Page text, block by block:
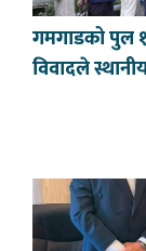
गमगाडको पुल
विवादले